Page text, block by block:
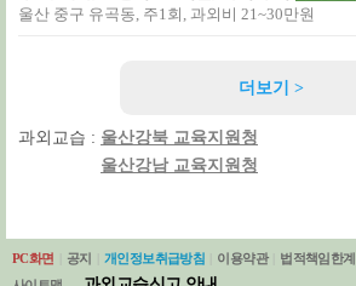
울산 중구 유곡동, 주1회, 과외비 21~30만원
더보기 >
과외교습 : 울산강북 교육지원청
울산강남 교육지원청
PC화면 공지 개인정보취급방침 이용약관 법적책임한계